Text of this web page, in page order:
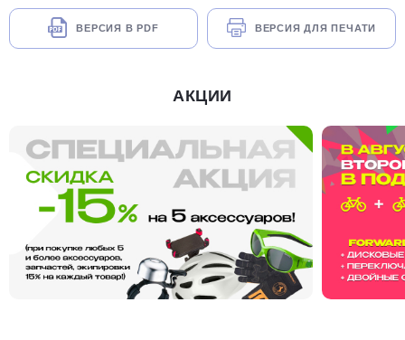
ВЕРСИЯ В PDF ВЕРСИЯ ДЛЯ ПЕЧАТИ
АКЦИИ